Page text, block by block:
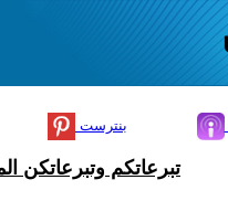
بنترست
تبرعاتكم وتبرعاتكن